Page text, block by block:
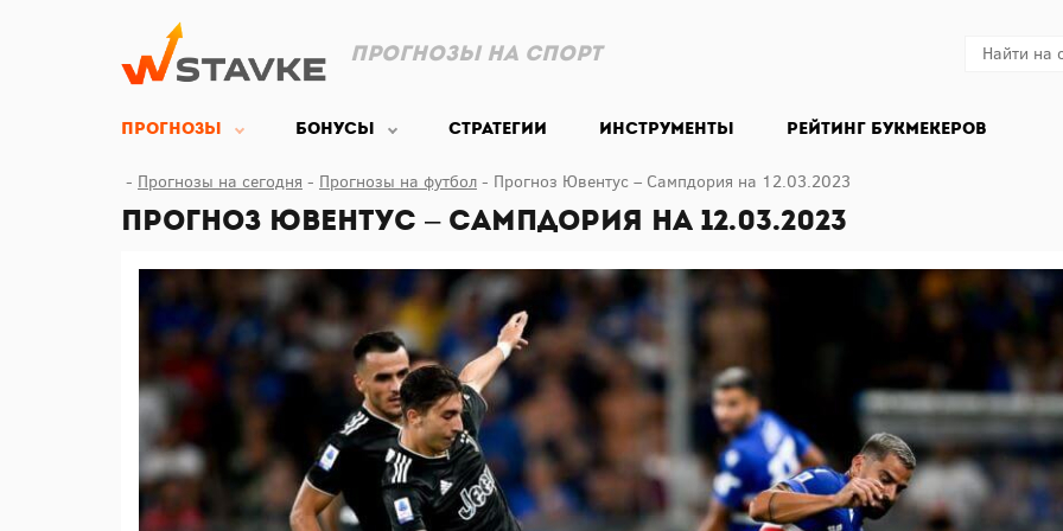
Прогнозы на спорт
Прогнозы Бонусы Стратегии Инструменты Рейтинг букмекеров
Прогнозы на сегодня Прогнозы на футбол Прогноз Ювентус – Сампдория на 12.03.2023
Прогноз Ювентус – Сампдория на 12.03.2023